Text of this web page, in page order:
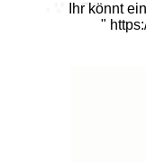
Ihr könnt
"